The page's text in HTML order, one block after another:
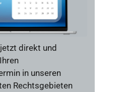
direkt und
in unseren
Rechtsgebieten